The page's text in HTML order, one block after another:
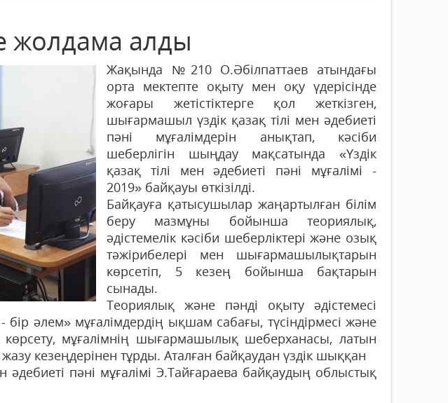
жолдама алды
Жақында №210 О.Әбілпаттаев атындағы
орта мектепте оқыту мен оқу үдерісінде
жоғары жетістіктерге қол жеткізген,
шығармашыл үздік қазақ тілі мен әдебиеті
пәні мұғалімдерін анықтап, кәсіби
шеберлігін шыңдау мақсатында «Үздік
қазақ тілі мен әдебиеті пәні мұғалімі -
2019» байқауы өткізілді.
Байқауға қатысушылар жаңартылған білім
беру мазмұны бойынша теориялық,
әдістемелік кәсіби шеберліктері және озық
тәжірибелері мен шығармашылықтарын
көрсетіп, 5 кезең бойынша бақтарын
сынады.
Теориялық және пәнді оқыту әдістемесі
әлем» мұғалімдердің ықшам сабағы, түсіндірмесі және
мұғалімнің шығармашылық шеберханасы, латын
жазу кезеңдерінен тұрды. Аталған байқаудан үздік шыққан
әдебиеті пәні мұғалімі Э.Тайғараева байқаудың облыстық